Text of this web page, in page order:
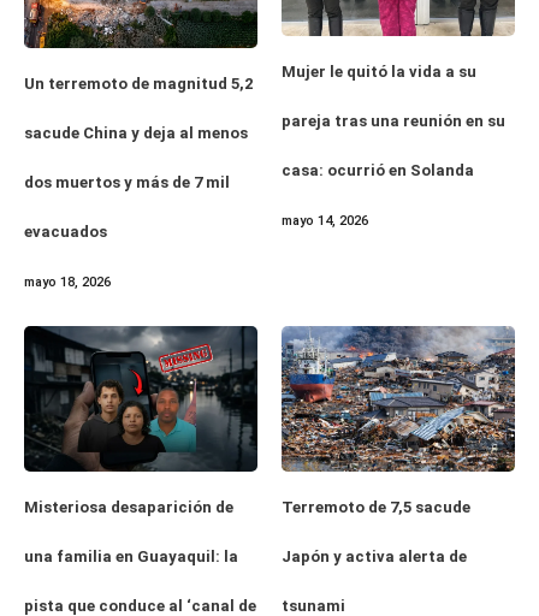
Un terremoto de magnitud 5,2
sacude China y deja al menos
dos muertos y más de 7 mil
evacuados
mayo 18, 2026
Mujer le quitó la vida a su
pareja tras una reunión en su
casa: ocurrió en Solanda
mayo 14, 2026
Misteriosa desaparición de
una familia en Guayaquil: la
pista que conduce al ‘canal de
Terremoto de 7,5 sacude
Japón y activa alerta de
tsunami